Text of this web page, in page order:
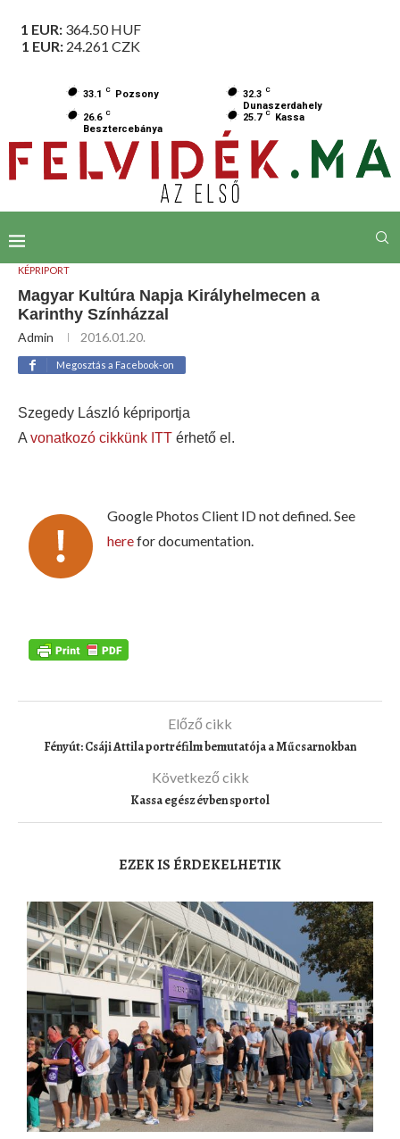
1 EUR: 364.50HUF
1 EUR: 24.261 CZK
33.1 C Pozsony 32.3 C
Dunaszerdahely
26.6 C
Besztercebánya
25.7 C Kassa
KÉPRIPORT
Magyar Kultúra Napja Királyhelmecen a
Karinthy Színházzal
Admin 2016.01.20.
Megosztás a Facebook-on
Szegedy László képriportja
A vonatkozó cikkünk ITT érhető el.
Google Photos Client ID not defined. See
herefor documentation.
Előző cikk
Fényút: Csáji Attila portréfilm bemutatója a Műcsarnokban
Következő cikk
Kassa egész évben sportol
EZEK IS ÉRDEKELHETIK